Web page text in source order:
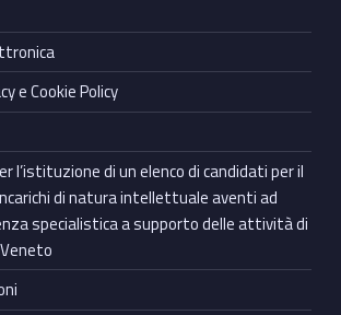
e Cookie Policy
l’istituzione di un elenco di candidati per il
di natura intellettuale aventi ad
specialistica a supporto delle attività di